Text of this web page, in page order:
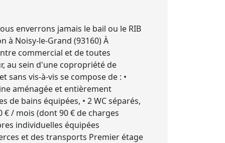
enverrons jamais le bail ou le RIB
à Noisy-le-Grand (93160) À
commercial et de toutes
au sein d'une copropriété de
vis-à-vis se compose de : •
aménagée et entièrement
de bains équipées, • 2 WC séparés,
/ mois (dont 90 € de charges
individuelles équipées
et des transports Premier étage